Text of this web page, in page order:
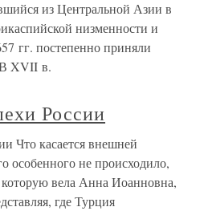
из Центральной Азии в
низменности и
гг. постепенно приняли
В XVII в.
России
Что касается внешней
особенного не происходило,
вела Анна Иоанновна,
где Турция